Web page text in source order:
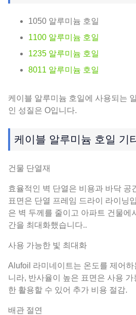
1050 알루미늄 호일
1100 알루미늄 호일
1235 알루미늄 호일
8011 알루미늄 호일
케이블 알루미늄 호일에 사용되는
인 성질은 O입니다.
케이블 알루미늄 호일 기
건물 단열재
효율적인 벽 단열은 비용과 바닥 공
표면은 단열 프레임 드라이 라이닝
은 벽 두께를 줄이고 아파트 건물에
간을 최대화했습니다..
사용 가능한 빛 최대화
Alufoil 라미네이트는 온도를 제어
니라, 반사율이 높은 표면은 사용
한 활용할 수 있어 추가 비용 절감.
배관 절연